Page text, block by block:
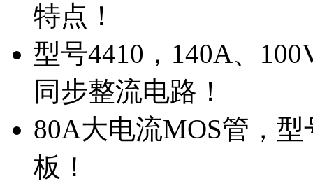
特点！
型号4410，140A、
同步整流电路！
80A大电流MOS管，
板！